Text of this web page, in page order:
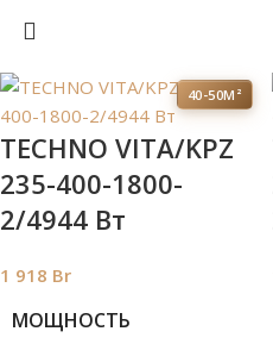
40-50М²
TECHNO VITA/KPZ
235-400-1800-
2/4944 Вт
1 918 Br
МОЩНОСТЬ